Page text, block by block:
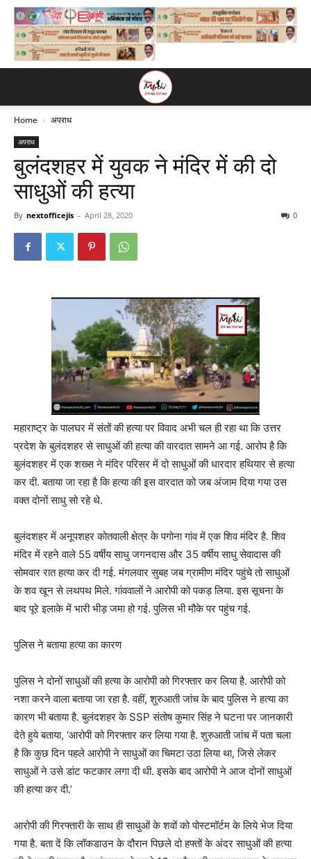
Home अपराध
अपराध
बुलंदशहर में युवक ने मंदिर में की दो
साधुओं की हत्या
By nextofficejis - April 28, 2020 0
महाराष्ट्र के पालघर में संतों की हत्या पर विवाद अभी चल ही रहा था कि उत्तर
प्रदेश के बुलंदशहर से साधुओं की हत्या की वारदात सामने आ गई. आरोप है कि
बुलंदशहर में एक शख्स ने मंदिर परिसर में दो साधुओं की धारदार हथियार से हत्या
कर दी. बताया जा रहा है कि हत्या की इस वारदात को जब अंजाम दिया गया उस
वक्त दोनों साधु सो रहे थे.
बुलंदशहर में अनूपशहर कोतवाली क्षेत्र के पगोना गांव में एक शिव मंदिर है. शिव
मंदिर में रहने वाले 55 वर्षीय साधु जगनदास और 35 वर्षीय साधु सेवादास की
सोमवार रात हत्या कर दी गई. मंगलवार सुबह जब ग्रामीण मंदिर पहुंचे तो साधुओं
के शव खून से लथपथ मिले. गांववालों ने आरोपी को पकड़ लिया. इस सूचना के
बाद पूरे इलाके में भारी भीड़ जमा हो गई. पुलिस भी मौके पर पहुंच गई.
पुलिस ने बताया हत्या का कारण
पुलिस ने दोनों साधुओं की हत्या के आरोपी को गिरफ्तार कर लिया है. आरोपी को
नशा करने वाला बताया जा रहा है. वहीं, शुरुआती जांच के बाद पुलिस ने हत्या का
कारण भी बताया है. बुलंदशहर के SSP संतोष कुमार सिंह ने घटना पर जानकारी
देते हुये बताया, ‘आरोपी को गिरफ्तार कर लिया गया है. शुरुआती जांच में पता चला
है कि कुछ दिन पहले आरोपी ने साधुओं का चिमटा उठा लिया था, जिसे लेकर
साधुओं ने उसे डांट फटकार लगा दी थी. इसके बाद आरोपी ने आज दोनों साधुओं
की हत्या कर दी.’
आरोपी की गिरफ्तारी के साथ ही साधुओं के शवों को पोस्टमॉर्टम के लिये भेज दिया
गया है. बता दें कि लॉकडाउन के दौरान पिछले दो हफ्तों के अंदर साधुओं की हत्या